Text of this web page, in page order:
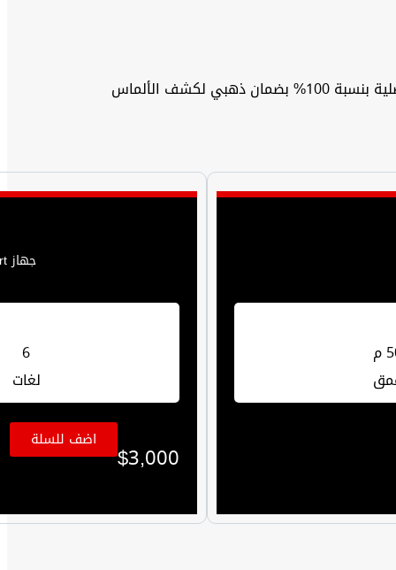
نوفر احدث اجهزة الكشف عن الألماس والأحجار الكريمة في باطن الأرض بالنظام الإستشعاري بعيد المدى والأنظمة الأخرى اجهزة أصلية بنسبة 100% بضمان ذهبي لكشف الألماس
م
جهاز Gold Hunter Smart متعدد الخصائص للبحث عن الذهب والكنوز الدفينة والمعادن الثمينة والألماس في باطن الأرض.
6
لغات
$3,000
اضف للسلة